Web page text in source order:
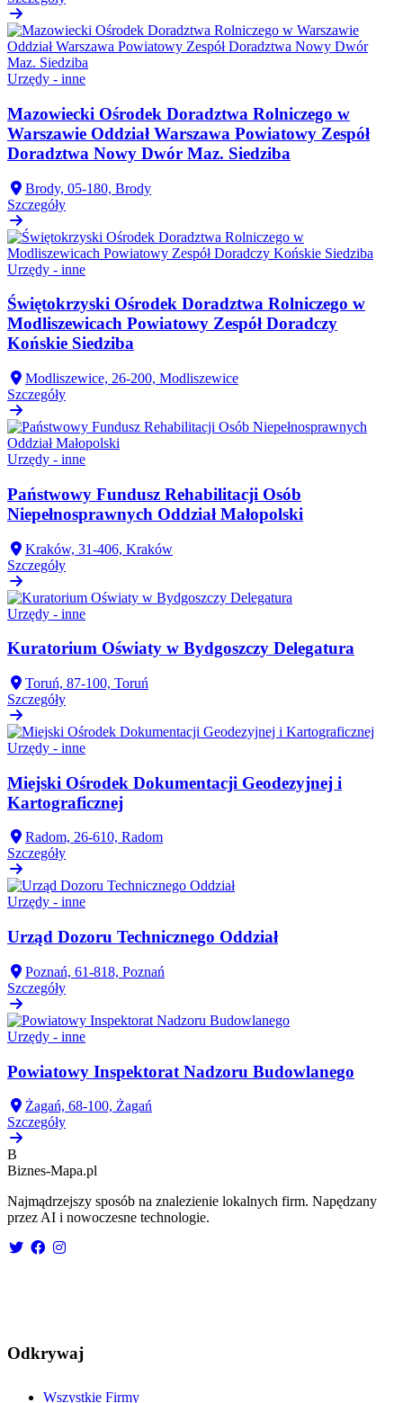
Urzędy - inne
Mazowiecki Ośrodek Doradztwa Rolniczego w
Warszawie Oddział Warszawa Powiatowy Zespół
Doradztwa Nowy Dwór Maz. Siedziba
Brody, 05-180, Brody
Szczegóły
Urzędy - inne
Świętokrzyski Ośrodek Doradztwa Rolniczego w
Modliszewicach Powiatowy Zespół Doradczy
Końskie Siedziba
Modliszewice, 26-200, Modliszewice
Szczegóły
Urzędy - inne
Państwowy Fundusz Rehabilitacji Osób
Niepełnosprawnych Oddział Małopolski
Kraków, 31-406, Kraków
Szczegóły
Urzędy - inne
Kuratorium Oświaty w Bydgoszczy Delegatura
Toruń, 87-100, Toruń
Szczegóły
Urzędy - inne
Miejski Ośrodek Dokumentacji Geodezyjnej i
Kartograficznej
Radom, 26-610, Radom
Szczegóły
Urzędy - inne
Urząd Dozoru Technicznego Oddział
Poznań, 61-818, Poznań
Szczegóły
Urzędy - inne
Powiatowy Inspektorat Nadzoru Budowlanego
Żagań, 68-100, Żagań
Szczegóły
B
Biznes-Mapa.pl
Najmądrzejszy sposób na znalezienie lokalnych firm. Napędzany
przez AI i nowoczesne technologie.
Odkrywaj
Wszystkie Firmy